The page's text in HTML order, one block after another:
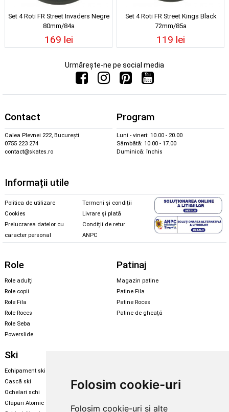
Folosim cookie-uri
Folosim cookie-uri și alte
Set 4 Roti FR Street Invaders Negre
80mm/84a
169 lei
Set 4 Roti FR Street Kings Black
72mm/85a
119 lei
Urmărește-ne pe social media
Contact
Calea Plevnei 222, București
0755 223 274
contact@skates.ro
Program
Luni - vineri: 10.00 - 20.00
Sâmbătă: 10.00 - 17.00
Duminică: închis
Informații utile
Politica de utilizare
Cookies
Prelucrarea datelor cu
caracter personal
Termeni și condiții
Livrare și plată
Condiții de retur
ANPC
Role
Role adulți
Role copii
Role Fila
Role Roces
Role Seba
Powerslide
Patinaj
Magazin patine
Patine Fila
Patine Roces
Patine de gheață
Ski
Echipament ski
Cască ski
Ochelari schi
Clăpari Atomic
Echipament snowboard